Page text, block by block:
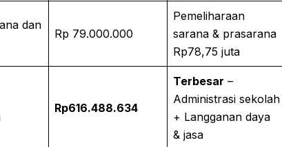
dan
Rp 79.000.000
Pemeliharaan
sarana & prasarana
Rp78,75 juta
Rp616.488.634
Terbesar –
Administrasi sekolah
+ Langganan daya
& jasa